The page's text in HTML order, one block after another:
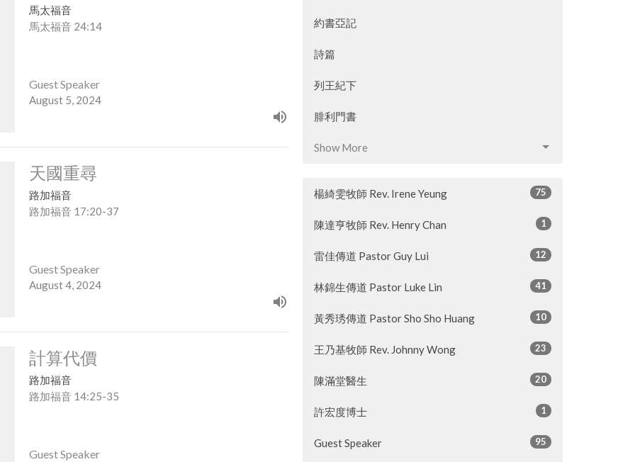
馬太福音
馬太福音 24:14
Guest Speaker
August 5, 2024
天國重尋
路加福音
路加福音 17:20-37
Guest Speaker
August 4, 2024
計算代價
路加福音
路加福音 14:25-35
Guest Speaker
約書亞記
詩篇
列王紀下
腓利門書
Show More
楊綺雯牧師 Rev. Irene Yeung 75
陳達亨牧師 Rev. Henry Chan 1
雷佳傳道 Pastor Guy Lui 12
林錦生傳道 Pastor Luke Lin 41
黃秀琇傳道 Pastor Sho Sho Huang 10
王乃基牧師 Rev. Johnny Wong 23
陳滿堂醫生 20
許宏度博士 1
Guest Speaker 95